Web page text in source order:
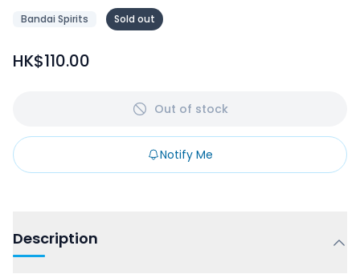
Bandai Spirits Sold out
HK$110.00
Out of stock
Notify Me
Description